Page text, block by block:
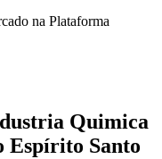
na Plataforma
Quimica
Espírito Santo